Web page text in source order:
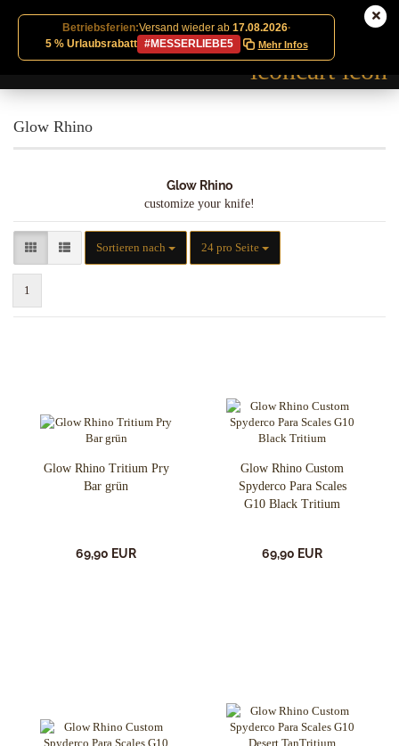
Betriebsferien:Versand wieder ab 17.08.2026·
5 % Urlaubsrabatt
#MESSERLIEBE5 Mehr Infos
Glow Rhino
Glow Rhino
customize your knife!
Sortieren nach
Sortieren nach 24 pro Seite
pro Seite
1
Glow Rhino Tritium Pry
Bar grün
69,90 EUR
Glow Rhino Custom
Spyderco Para Scales
G10 Black Tritium
69,90 EUR